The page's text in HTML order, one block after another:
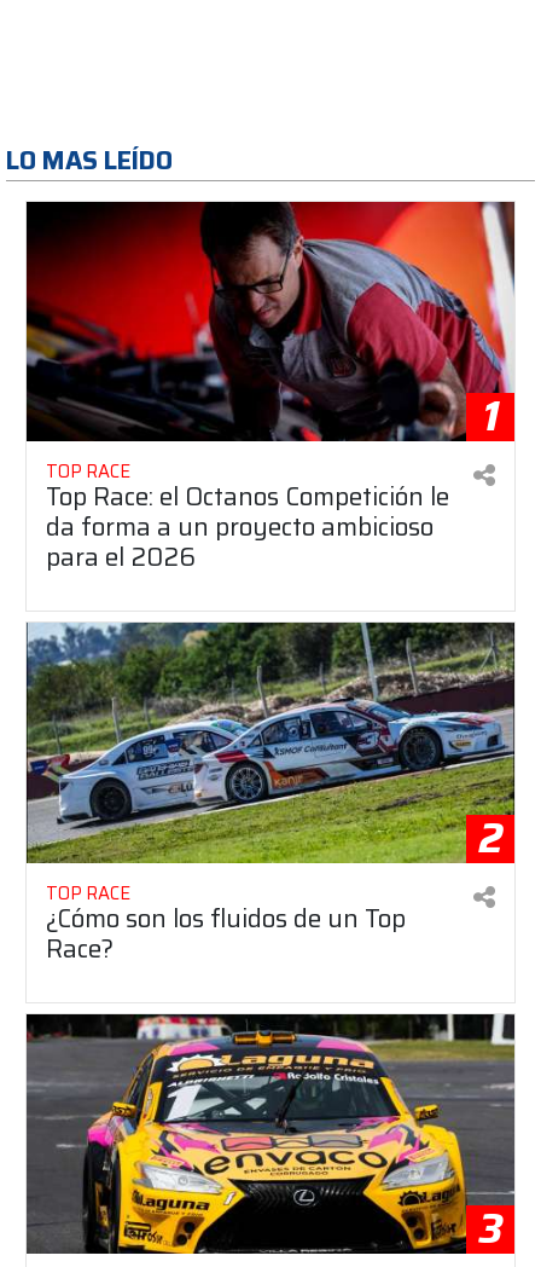
LO MAS LEÍDO
1
TOP RACE
Top Race: el Octanos Competición le
da forma a un proyecto ambicioso
para el 2026
2
TOP RACE
¿Cómo son los fluidos de un Top
Race?
3